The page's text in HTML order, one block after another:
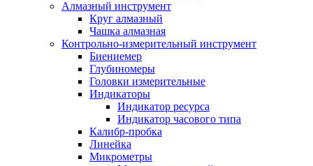
Алмазный инструмент
Круг алмазный
Чашка алмазная
Контрольно-измерительный инструмент
Биениемер
Глубиномеры
Головки измерительные
Индикаторы
Индикатор ресурса
Индикатор часового типа
Калибр-пробка
Линейка
Микрометры